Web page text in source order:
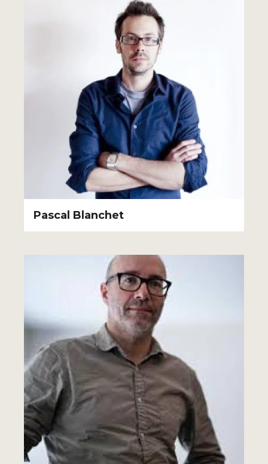
Pascal Blanchet